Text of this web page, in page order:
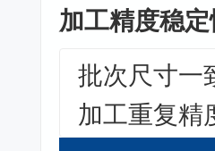
加工精度稳定
批次尺寸一
加工重复精